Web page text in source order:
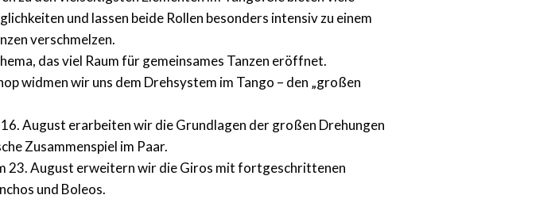
und lassen beide Rollen besonders intensiv zu einem
verschmelzen.
das viel Raum für gemeinsames Tanzen eröffnet.
widmen wir uns dem Drehsystem im Tango – den „großen
August erarbeiten wir die Grundlagen der großen Drehungen
Zusammenspiel im Paar.
23. August erweitern wir die Giros mit fortgeschrittenen
und Boleos.